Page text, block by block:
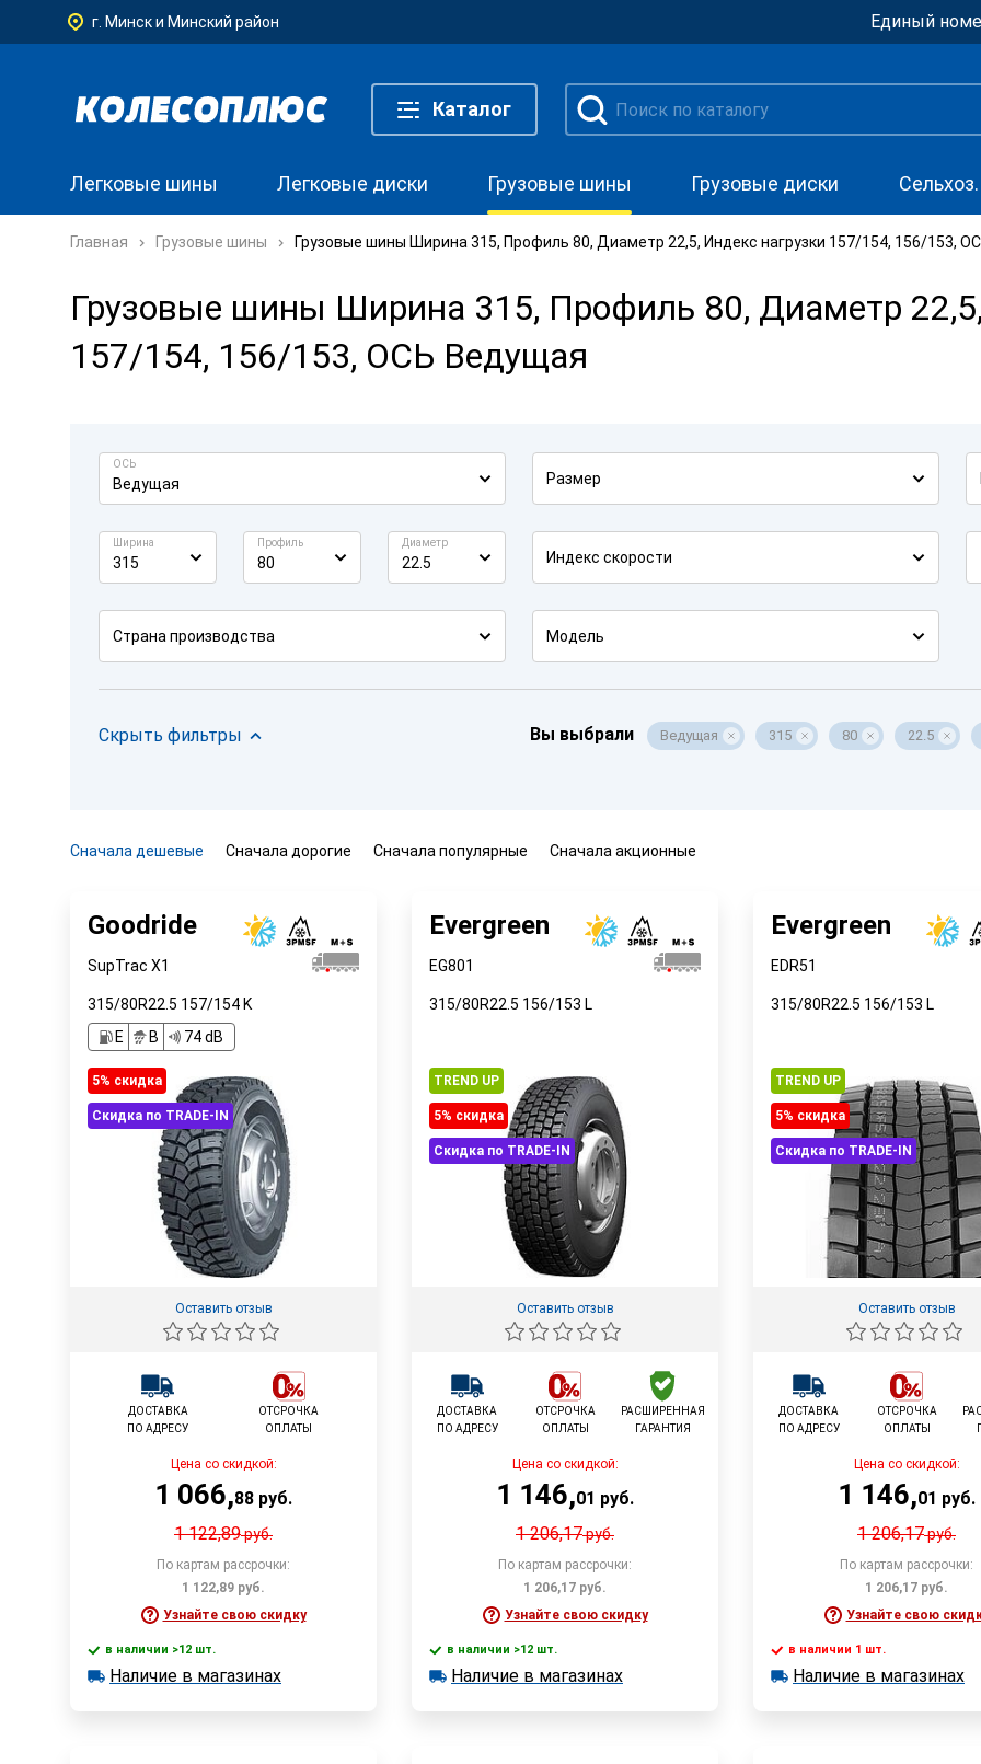
г. Минск и Минский район Единый
Каталог
Легковые шины Легковые диски Грузовые шины Грузовые диски
Главная Грузовые шины Грузовые шины Ширина 315, Профиль 80, Диаметр 22,5, Индекс нагрузки 157/154, 156/153,
Грузовые шины Ширина 315, Профиль 80, Диаметр
157/154, 156/153, ОСЬ Ведущая
ОСЬ
Ведущая Размер
Ширина
315
Профиль
80
Диаметр
22.5 Индекс скорости
Страна производства Модель
Скрыть фильтры Вы выбрали Ведущая 315 80 22.5
Сначала дешевые Сначала дорогие Сначала популярные Сначала акционные
Goodride
SupTrac X1
315/80R22.5 157/154 K
E
B 74 dB
5% cкидка
Скидка по TRADE-IN
Оставить отзыв
ДОСТАВКА
ПО АДРЕСУ
ОТСРОЧКА
ОПЛАТЫ
Цена со скидкой:
1 066,88 руб.
1 122,89руб.
По картам рассрочки:
1 122,89 руб.
Узнайте свою скидку
В корзину
в наличии >12 шт.
в наличии >12 шт.
Наличие в магазинах
Evergreen
EG801
315/80R22.5 156/153 L
TREND UP
5% cкидка
Скидка по TRADE-IN
Оставить отзыв
ДОСТАВКА
ПО АДРЕСУ
ОТСРОЧКА
ОПЛАТЫ
РАСШИРЕННАЯ
ГАРАНТИЯ
Цена со скидкой:
1 146,01 руб.
1 206,17руб.
По картам рассрочки:
1 206,17 руб.
Узнайте свою скидку
В корзину
в наличии >12 шт.
в наличии >12 шт.
Наличие в магазинах
Evergreen
EDR51
315/80R22.5 156/153 L
TREND UP
5% cкидка
Скидка по TRADE-IN
Оставить отзыв
ДОСТАВКА
ПО АДРЕСУ
ОТСРОЧКА
ОПЛАТЫ
Цена со скидкой:
1 146,01 руб.
1 206,17руб.
По картам рассрочки:
1 206,17 руб.
Узнайте свою
В
в наличии 1 шт.
в наличии 1 шт.
Наличие в магазинах